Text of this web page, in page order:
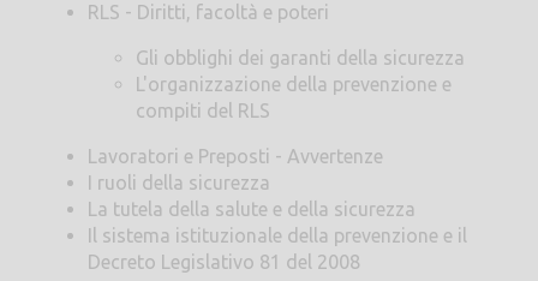
RLS - Diritti, facoltà e poteri
Gli obblighi dei garanti della sicurezza
L'organizzazione della prevenzione e
compiti del RLS
Lavoratori e Preposti - Avvertenze
I ruoli della sicurezza
La tutela della salute e della sicurezza
Il sistema istituzionale della prevenzione e il
Decreto Legislativo 81 del 2008